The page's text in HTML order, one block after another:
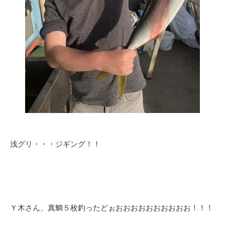
浅グリ・・・ジギング！！
Ｙ木さん、真鯛５枚釣ったどぉおおおおおおおおおお！！！